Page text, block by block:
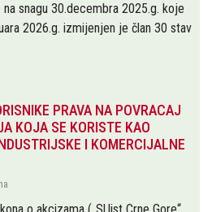
snagu 30.decembra 2025.g. koje
2026.g. izmijenjen je član 30 stav
PRAVA NA POVRACAJ
KOJA SE KORISTE KAO
I KOMERCIJALNE